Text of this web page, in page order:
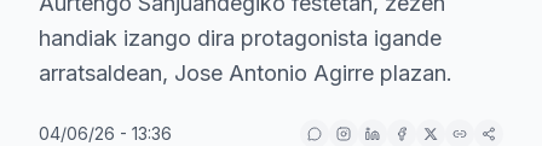
handiak izango dira protagonista igande
arratsaldean, Jose Antonio Agirre plazan.
04/06/26 - 13:36